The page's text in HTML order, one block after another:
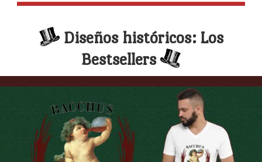
Diseños históricos: Los
Bestsellers